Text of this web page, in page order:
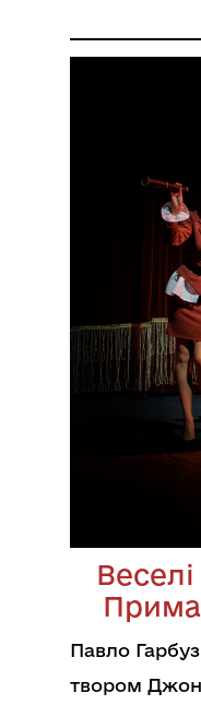
Павло
твором